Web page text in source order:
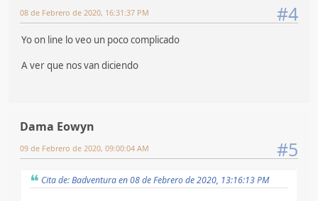
#4
08 de Febrero de 2020, 16:31:37 PM
Yo on line lo veo un poco complicado
A ver que nos van diciendo
Dama Eowyn
#5
09 de Febrero de 2020, 09:00:04 AM
Cita de: Badventura en 08 de Febrero de 2020, 13:16:13 PM